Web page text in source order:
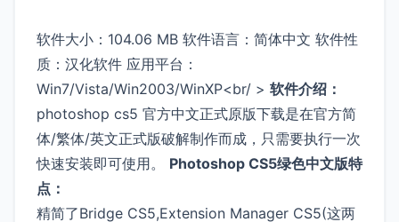
软件大小：104.06 MB 软件语言：简体中文 软件性
质：汉化软件 应用平台：
Win7/Vista/Win2003/WinXP<br/ > 软件介绍：
photoshop cs5 官方中文正式原版下载是在官方简
体/繁体/英文正式版破解制作而成，只需要执行一次
快速安装即可使用。 Photoshop CS5绿色中文版特
点：
精简了Bridge CS5,Extension Manager CS5(这两